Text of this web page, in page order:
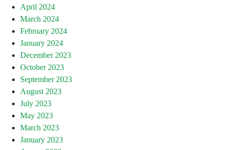
April 2024
March 2024
February 2024
January 2024
December 2023
October 2023
September 2023
August 2023
July 2023
May 2023
March 2023
January 2023